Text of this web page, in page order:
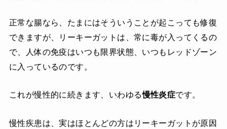
正常な腸なら、たまにはそういうことが起こっても修復
できますが、リーキーガットは、常に毒が入ってくるの
で、人体の免疫はいつも限界状態、いつもレッドゾーン
に入っているのです。
これが慢性的に続きます、いわゆる慢性炎症です。
慢性疾患は、実はほとんどの方はリーキーガットが原因